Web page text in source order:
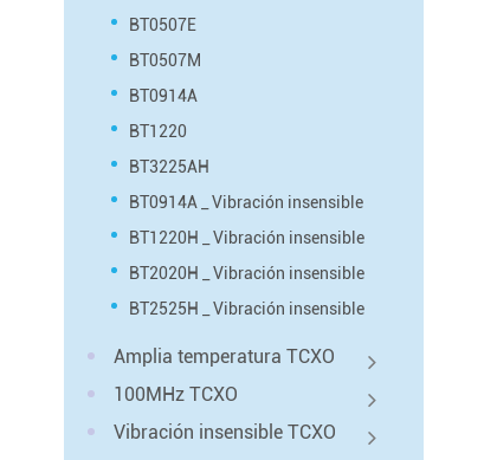
BT0507E
BT0507M
BT0914A
BT1220
BT3225AH
BT0914A _ Vibración insensible
BT1220H _ Vibración insensible
BT2020H _ Vibración insensible
BT2525H _ Vibración insensible
Amplia temperatura TCXO
100MHz TCXO
Vibración insensible TCXO